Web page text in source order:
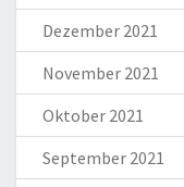
Dezember 2021
November 2021
Oktober 2021
September 2021